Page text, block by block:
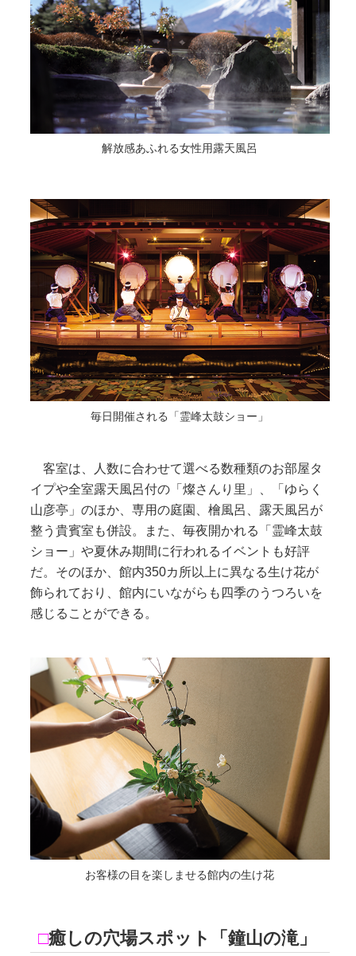
解放感あふれる女性用露天風呂
毎日開催される「霊峰太鼓ショー」
客室は、人数に合わせて選べる数種類のお部屋タ
イプや全室露天風呂付の「燦さんり里」、「ゆらく
山彦亭」のほか、専用の庭園、檜風呂、露天風呂が
整う貴賓室も併設。また、毎夜開かれる「霊峰太鼓
ショー」や夏休み期間に行われるイベントも好評
だ。そのほか、館内350カ所以上に異なる生け花が
飾られており、館内にいながらも四季のうつろいを
感じることができる。
お客様の目を楽しませる館内の生け花
□癒しの穴場スポット「鐘山の滝」